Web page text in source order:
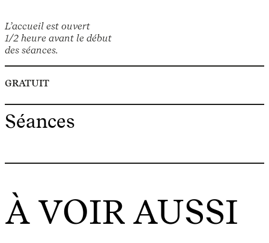
L’accueil est ouvert
1/2 heure avant le début
des séances.
GRATUIT
Séances
À VOIR AUSSI